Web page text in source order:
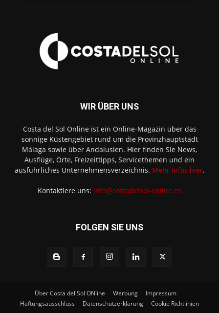
WIR ÜBER UNS
Costa del Sol Online ist ein Online-Magazin über das
sonnige Küstengebiet rund um die Provinzhauptstadt
Málaga sowie über Andalusien. Hier finden Sie News,
Ausflüge, Orte, Freizeittipps, Servicethemen und ein
ausführliches Unternehmensverzeichnis. Mehr Infos hier.
Kontaktiere uns: info@costadelsol-online.es
FOLGEN SIE UNS
Über Costa del Sol ONline Werbung
Impressum
Haftungsausschluss
Datenschutzerklärung Cookie Richtlinien